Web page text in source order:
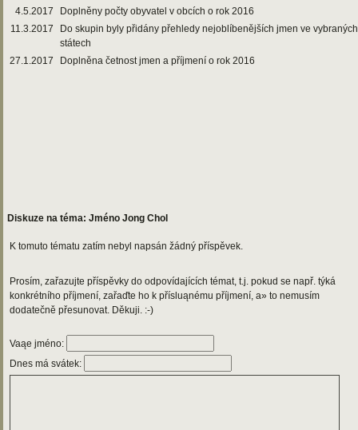
4.5.2017
Doplněny počty obyvatel v obcích o rok 2016
11.3.2017
Do skupin byly přidány přehledy nejoblíbenějších jmen ve vybraných
státech
27.1.2017
Doplněna četnost jmen a příjmení o rok 2016
Diskuze na téma: Jméno Jong Chol
K tomuto tématu zatím nebyl napsán žádný příspěvek.
Prosím, zařazujte příspěvky do odpovídajících témat, t.j. pokud se např. týká
konkrétního příjmení, zařaďte ho k přísluąnému příjmení, a» to nemusím
dodatečně přesunovat. Děkuji. :-)
Vaąe jméno:
Dnes má svátek: